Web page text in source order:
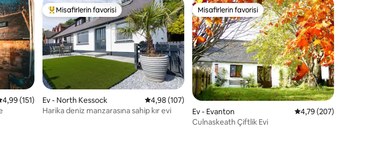
arasında
üzerinden ortalama 4,99 puan, 151 değerlendirme
4,99 (151)
Misafirlerin favorilerinden en beğenilenler arasında
Misafirlerin favorisi
Ev - North Kessock 5 üzerinden ortalama 4,98 puan, 107 değerlendirme
4,98 (107)
Harika deniz manzarasına sahip kır evi
Misafirlerin favorisi
Misafirlerin favorisi
Ev - Evanton 5 üzerinden ortalama
4,79 (207)
Culnaskeath Çiftlik Evi